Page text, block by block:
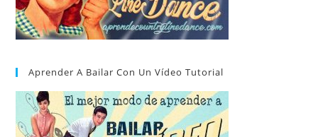
Aprender A Bailar Con Un Vídeo Tutorial